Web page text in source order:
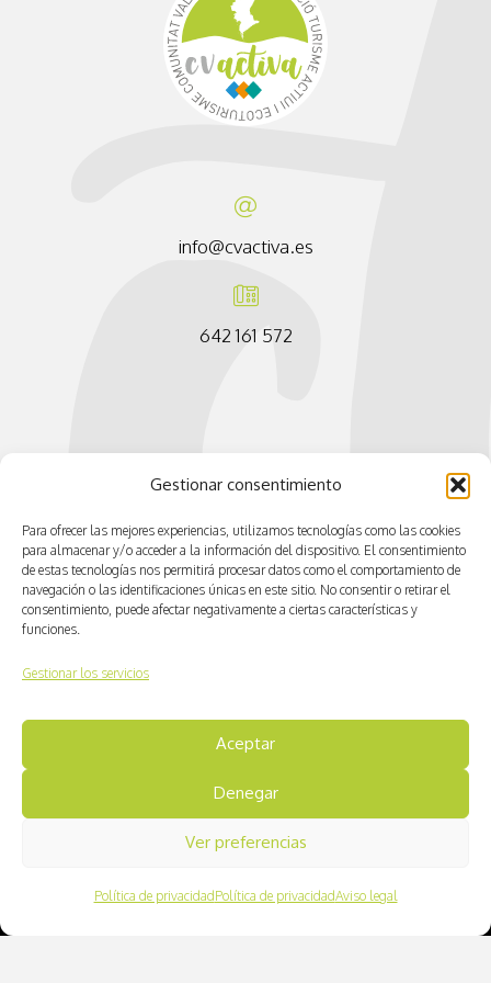
Gestionar consentimiento
Para ofrecer las mejores experiencias, utilizamos tecnologías como las cookies
para almacenar y/o acceder a la información del dispositivo. El consentimiento
de estas tecnologías nos permitirá procesar datos como el comportamiento de
navegación o las identificaciones únicas en este sitio. No consentir o retirar el
consentimiento, puede afectar negativamente a ciertas características y
funciones.
Gestionar los servicios
Aceptar
Denegar
Ver preferencias
Política de privacidadPolítica de privacidadAviso legal
info@cvactiva.es
642 161 572
Política de cookies